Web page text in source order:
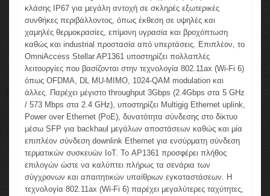
κλάσης IP67 για μεγάλη αντοχή σε σκληρές εξωτερικές
συνθήκες περιβάλλοντος, όπως έκθεση σε υψηλές και
χαμηλές θερμοκρασίες, επίμονη υγρασία και βροχόπτωση
καθώς και industrial προστασία από υπερτάσεις. Επιπλέον, το
OmniAccess Stellar AP1361 υποστηρίζει πολλαπλές
λειτουργίες που βασίζονται στην τεχνολογία 802.11ax (Wi-Fi 6)
όπως OFDMA, DL MU-MIMO, 1024-QAM modulation και
άλλες. Παρέχει μέγιστο throughput 3Gbps (2.4Gbps στα 5 GHz
/ 573 Mbps στα 2.4 GHz), υποστηρίζει Multigig Ethernet uplink,
Power over Ethernet (PoE), δυνατότητα σύνδεσης στο δίκτυο
μέσω SFP για backhaul μεγάλων αποστάσεων καθώς και μία
επιπλέον σύνδεση downlink Ethernet για ενσύρματη σύνδεση
τερματικών συσκευών IoT. Το AP1361 προσφέρει πλήθος
επιλογών ώστε να καλύπτει πλήρως τα σενάρια των
σύγχρονων και απαιτητικών υπαίθριων εγκαταστάσεων. H
τεχνολογία 802.11ax (Wi-Fi 6) παρέχει μεγαλύτερες ταχύτητες,